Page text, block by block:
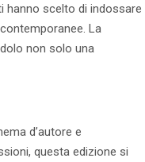
hanno scelto di indossare
La
non solo una
d’autore e
questa edizione si